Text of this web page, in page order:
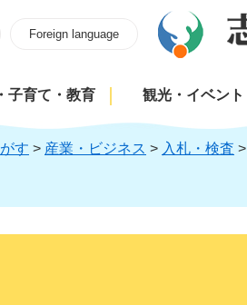
Foreign language
子育て・教育 観光・イベント
す > 産業・ビジネス > 入札・検査 >